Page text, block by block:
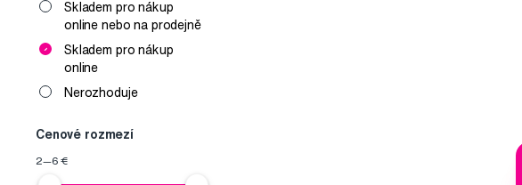
Skladem pro nákup
online nebo na prodejně
Skladem pro nákup
online
Nerozhoduje
Cenové rozmezí
2—6 €